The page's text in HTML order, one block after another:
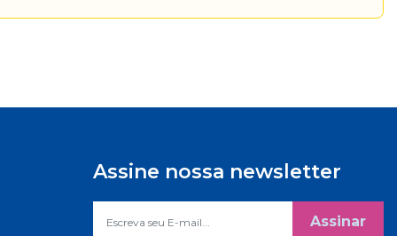
Assine nossa newsletter
Assinar